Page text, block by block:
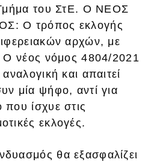
του ΣτΕ. Ο ΝΕΟΣ
Ο τρόπος εκλογής
αρχών, με
Ο νέος νόμος 4804/2021
και απαιτεί
μία ψήφο, αντί για
ίσχυε στις
εκλογές.
θα εξασφαλίζει